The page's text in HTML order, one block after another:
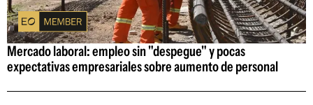
Mercado laboral: empleo sin "despegue" y pocas
expectativas empresariales sobre aumento de personal